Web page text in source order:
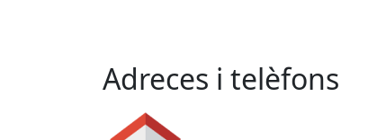
Adreces i telèfons